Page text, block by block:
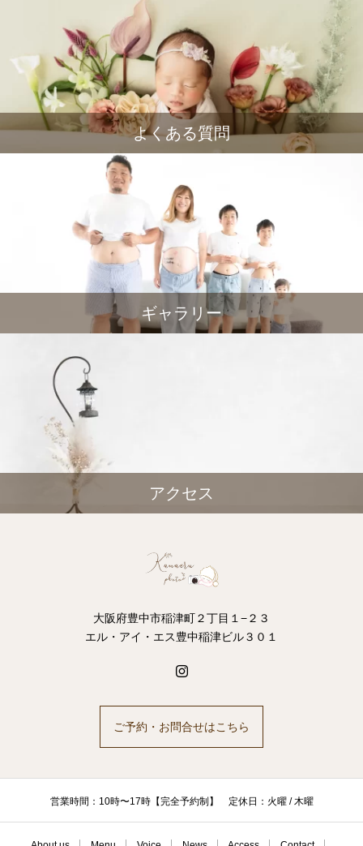
よくある質問
ギャラリー
アクセス
大阪府豊中市稲津町２丁目１−２３
エル・アイ・エス豊中稲津ビル３０１
ご予約・お問合せはこちら
営業時間：10時〜17時【完全予約制】 定休日：火曜 / 木曜